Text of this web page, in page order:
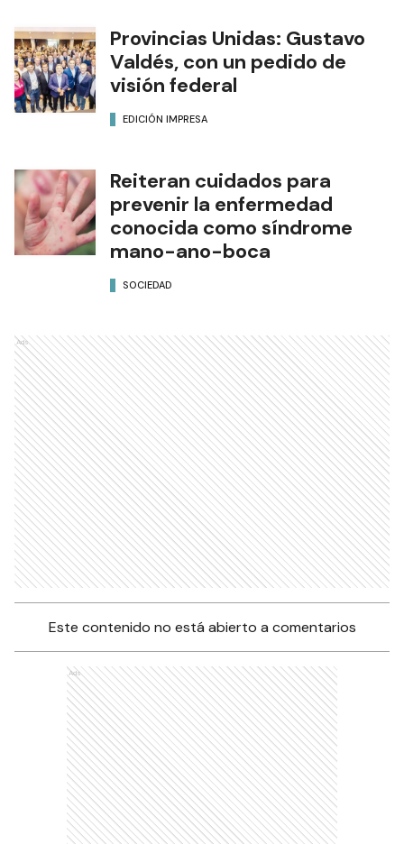
Provincias Unidas: Gustavo
Valdés, con un pedido de
visión federal
EDICIÓN IMPRESA
Reiteran cuidados para
prevenir la enfermedad
conocida como síndrome
mano-ano-boca
SOCIEDAD
Ads
Este contenido no está abierto a comentarios
Ads